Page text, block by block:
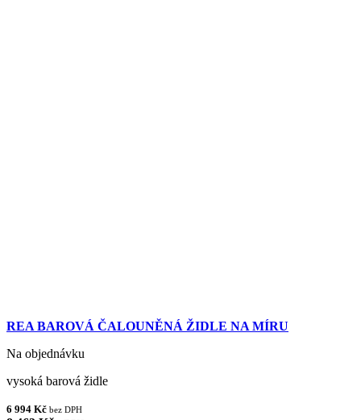
REA BAROVÁ ČALOUNĚNÁ ŽIDLE NA MÍRU
Na objednávku
vysoká barová židle
6 994 Kč bez DPH